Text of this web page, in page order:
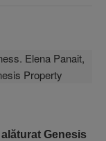
Genesis